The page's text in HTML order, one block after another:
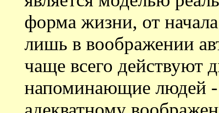
форма жизни, от
лишь в воображении
чаще всего действуют
напоминающие людей -